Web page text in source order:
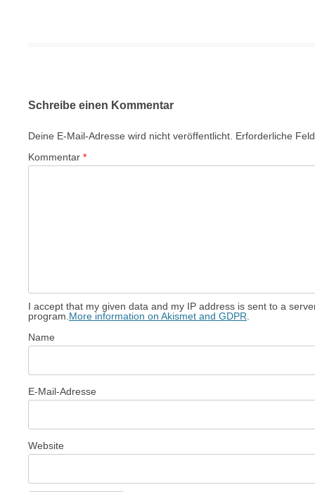
Schreibe einen Kommentar
Deine E-Mail-Adresse wird nicht veröffentlicht. Erforderliche
Kommentar *
I accept that my given data and my IP address is sent to a
program. More information on Akismet and GDPR
Name
E-Mail-Adresse
Website